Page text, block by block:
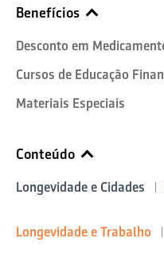
Benefícios
Desconto em
Cursos de Educação
Materiais Especiais
Conteúdo
Longevidade e Cidades
Longevidade e Trabalho